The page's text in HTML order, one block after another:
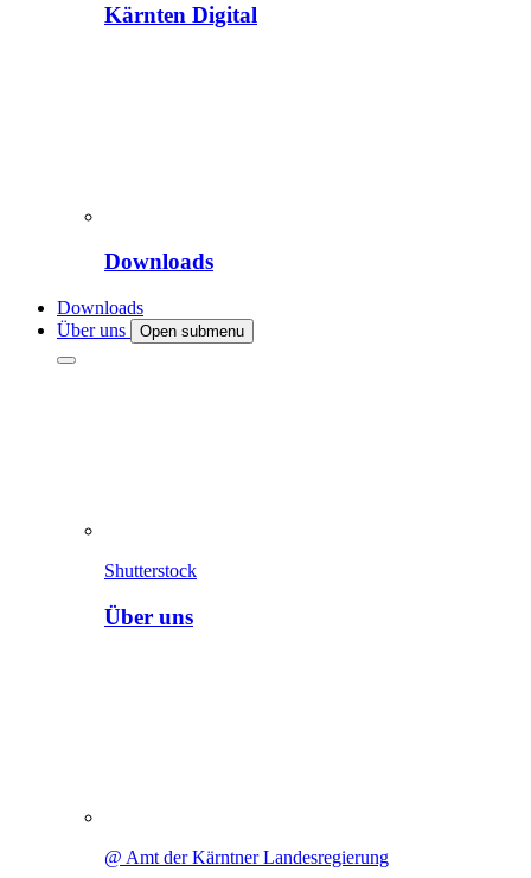
Kärnten Digital
Downloads
Downloads
Über uns
Open submenu
Shutterstock
Über uns
@ Amt der Kärntner Landesregierung